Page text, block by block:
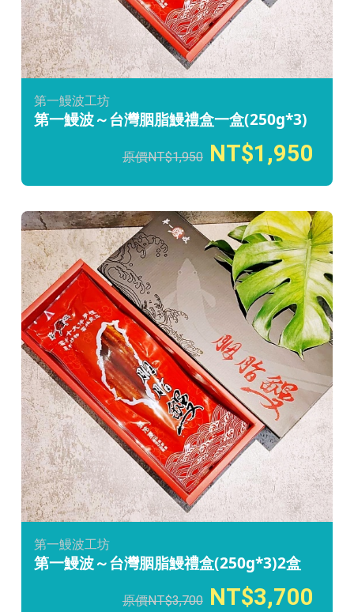
第一鰻波工坊
第一鰻波～台灣胭脂鰻禮盒一盒(250g*3)
1,950 1,950
第一鰻波工坊
第一鰻波～台灣胭脂鰻禮盒(250g*3)2盒
3,700 3,700